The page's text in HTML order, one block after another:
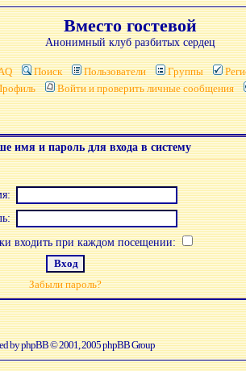
Вместо гостевой
Анонимный клуб разбитых сердец
Поиск Пользователи Группы
Войти и проверить личные сообщения
имя и пароль для входа в систему
входить при каждом посещении:
Забыли пароль?
byphpBB© 2001, 2005 phpBB Group